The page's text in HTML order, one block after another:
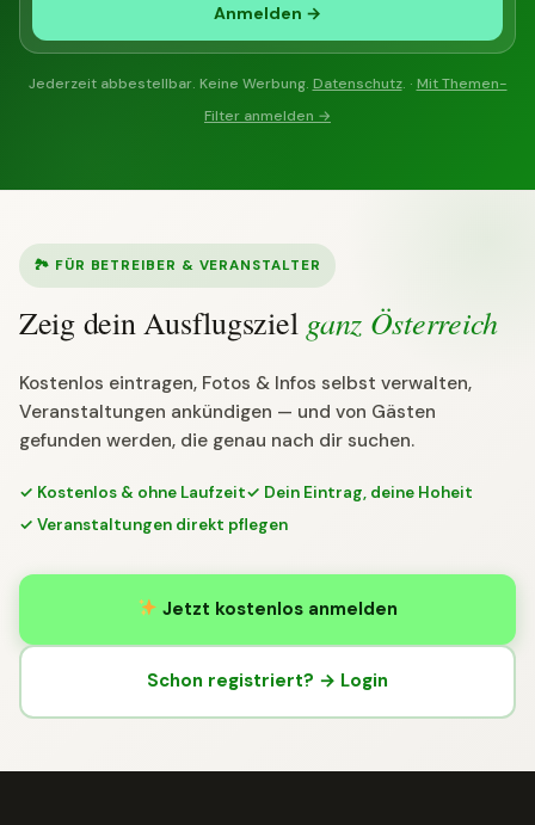
Anmelden →
Jederzeit abbestellbar. Keine Werbung. Datenschutz. · Mit Themen-
Filter anmelden →
🏞 FÜR BETREIBER & VERANSTALTER
Zeig dein Ausflugsziel ganz Österreich
Kostenlos eintragen, Fotos & Infos selbst verwalten,
Veranstaltungen ankündigen — und von Gästen
gefunden werden, die genau nach dir suchen.
✓ Kostenlos & ohne Laufzeit✓ Dein Eintrag, deine Hoheit
✓ Veranstaltungen direkt pflegen
Jetzt kostenlos anmelden
Schon registriert? → Login